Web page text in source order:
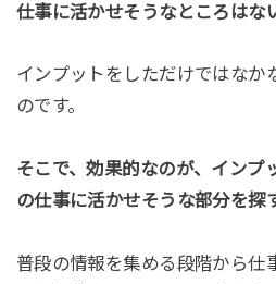
仕事に活かせそうなところはな
インプットをしただけではなか
のです。
そこで、効果的なのが、インプ
の仕事に活かせそうな部分を探
普段の情報を集める段階から仕